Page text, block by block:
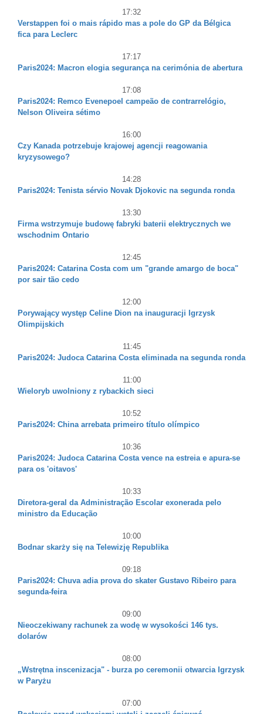
17:32
Verstappen foi o mais rápido mas a pole do GP da Bélgica
fica para Leclerc
17:17
Paris2024: Macron elogia segurança na cerimónia de abertura
17:08
Paris2024: Remco Evenepoel campeão de contrarrelógio,
Nelson Oliveira sétimo
16:00
Czy Kanada potrzebuje krajowej agencji reagowania
kryzysowego?
14:28
Paris2024: Tenista sérvio Novak Djokovic na segunda ronda
13:30
Firma wstrzymuje budowę fabryki baterii elektrycznych we
wschodnim Ontario
12:45
Paris2024: Catarina Costa com um "grande amargo de boca"
por sair tão cedo
12:00
Porywający występ Celine Dion na inauguracji Igrzysk
Olimpijskich
11:45
Paris2024: Judoca Catarina Costa eliminada na segunda ronda
11:00
Wieloryb uwolniony z rybackich sieci
10:52
Paris2024: China arrebata primeiro título olímpico
10:36
Paris2024: Judoca Catarina Costa vence na estreia e apura-se
para os 'oitavos'
10:33
Diretora-geral da Administração Escolar exonerada pelo
ministro da Educação
10:00
Bodnar skarży się na Telewizję Republika
09:18
Paris2024: Chuva adia prova do skater Gustavo Ribeiro para
segunda-feira
09:00
Nieoczekiwany rachunek za wodę w wysokości 146 tys.
dolarów
08:00
„Wstrętna inscenizacja" - burza po ceremonii otwarcia Igrzysk
w Paryżu
07:00